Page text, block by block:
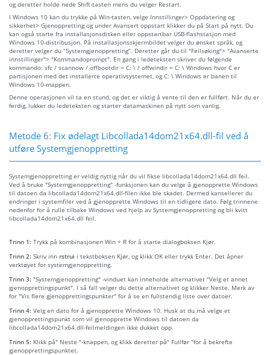
og deretter holde nede Shift-tasten mens du velger Restart.
I Windows 10 kan du trykke på Win-tasten, velge Innstillinger> Oppdatering og
sikkerhet> Gjenoppretting og under Avansert oppstart klikker du på Start på nytt. Du
kan også starte fra installasjonsdisken eller oppstartbar USB-flashstasjon med
Windows 10-distribusjon. På installasjonsskjermbildet velger du ønsket språk, og
deretter velger du “Systemgjenoppretting”. Deretter går du til "Feilsøking"> "Avanserte
innstillinger"> "Kommandoprompt". En gang i ledeteksten skriver du følgende
kommando: sfc / scannow / offbootdir = C: \ / offwindir = C: \ Windows hvor C er
partisjonen med det installerte operativsystemet, og C: \ Windows er banen til
Windows 10-mappen.
Denne operasjonen vil ta en stund, og det er viktig å vente til den er fullført. Når du er
ferdig, lukker du ledeteksten og starter datamaskinen på nytt som vanlig.
Metode 6: Fix ødelagt Libcollada14dom21x64.dll-fil ved å
utføre Systemgjenoppretting
Systemgjenoppretting er veldig nyttig når du vil fikse libcollada14dom21x64.dll feil.
Ved å bruke "Systemgjenoppretting" -funksjonen kan du velge å gjenopprette Windows
til datoen da libcollada14dom21x64.dll-filen ikke ble skadet. Dermed kansellerer du
endringer i systemfiler ved å gjenopprette Windows til en tidligere dato. Følg trinnene
nedenfor for å rulle tilbake Windows ved hjelp av Systemgjenoppretting og bli kvitt
libcollada14dom21x64.dll feil.
Trinn 1: Trykk på kombinasjonen Win + R for å starte dialogboksen Kjør.
Trinn 2: Skriv inn rstrui i tekstboksen Kjør, og klikk OK eller trykk Enter. Det åpner
verktøyet for systemgjenoppretting.
Trinn 3: "Systemgjenoppretting" -vinduet kan inneholde alternativet "Velg et annet
gjenopprettingspunkt". I så fall velger du dette alternativet og klikker Neste. Merk av
for "Vis flere gjenopprettingspunkter" for å se en fullstendig liste over datoer.
Trinn 4: Velg en dato for å gjenopprette Windows 10. Husk at du må velge et
gjenopprettingspunkt som vil gjenopprette Windows til datoen da
libcollada14dom21x64.dll-feilmeldingen ikke dukket opp.
Trinn 5: Klikk på" Neste "-knappen, og klikk deretter på" Fullfør "for å bekrefte
gjenopprettingspunktet.